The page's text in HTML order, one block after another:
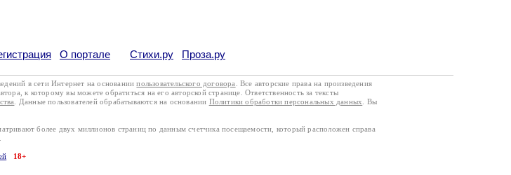
О портале Стихи.ру Проза.ру
в сети Интернет на основаниипользовательского договора
. Все авторские права на произведения
к которому вы можете обратиться на его авторской странице. Ответственность за тексты
. Данные пользователей обрабатываются на основании Политики обработки персональных данных
. Вы
более двух миллионов страниц по данным счетчика посещаемости, который расположен справа
18+